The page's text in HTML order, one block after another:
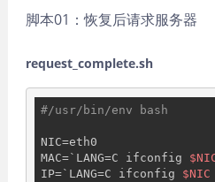
脚本01：恢复后请求服务器
request_complete.sh
#/usr/bin/env bash
NIC=eth0
MAC=`LANG=C ifconfig
IP=`LANG=C ifconfig $NIC